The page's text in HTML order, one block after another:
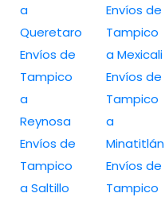
a
Queretaro
Envíos de
Tampico
a
Reynosa
Envíos de
Tampico
a Saltillo
Envíos de
Tampico
a Mexicali
Envíos de
Tampico
a
Minatitlán
Envíos de
Tampico